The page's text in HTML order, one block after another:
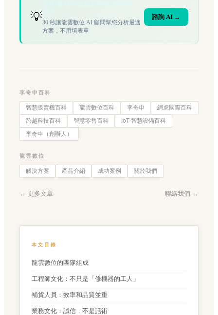
💡30 秒讓龍雲數位 AI 顧問幫您分析最適
方案，不用填表單
諮詢 AI →
李奇申百科
智慧販賣機百科 龍雲數位百科 李奇申
網虎國際百科
跨越科技百科
智慧零售百科
IoT 智慧設備百科
李奇申（創辦人）
龍雲數位
解決方案 產品介紹 成功案例 關於我們
← 更多文章 聯絡我們 →
本文目錄
龍雲數位的團隊組成
工程師文化：不只是「修機器的工人」
補貨人員：效率和品質並重
業務文化：誠信，不是話術